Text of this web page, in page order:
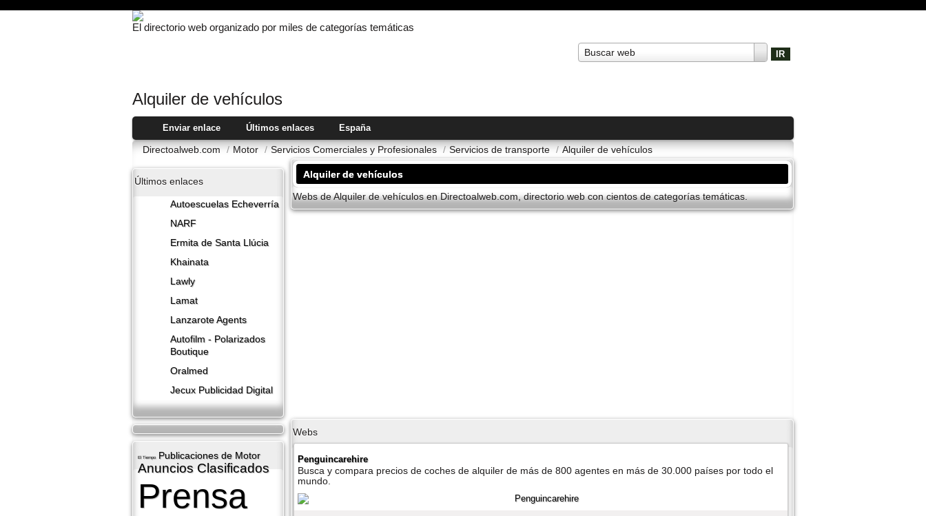
El directorio web organizado por miles de categorías temáticas
Buscar web
Alquiler de vehí­culos
Enviar enlace Últimos enlaces España
Directoalweb.com / Motor / Servicios Comerciales y Profesionales / Servicios de transporte / Alquiler de vehí­culos
Últimos enlaces
Autoescuelas Echeverría
NARF
Ermita de Santa Llúcia
Khainata
Lawly
Lamat
Lanzarote​ Agents
Autofilm - Polarizados
Boutique
Oralmed
Jecux Publicidad Digital
El Tiempo Publicaciones de Motor
Anuncios Clasificados
Prensa
Alquiler de vehí­culos
Webs de Alquiler de vehí­culos en Directoalweb.com, directorio web con cientos de categorí­as temáticas.
Webs
Penguincarehire
Busca y compara precios de coches de alquiler de más de 800 agentes en más de 30.000 paí­ses por todo el
mundo.